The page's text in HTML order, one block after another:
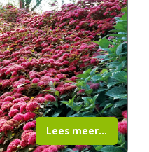
Lees meer...